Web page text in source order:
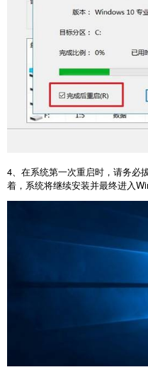
4、在系统第一次重启时，请务必
着，系统将继续安装并最终进入